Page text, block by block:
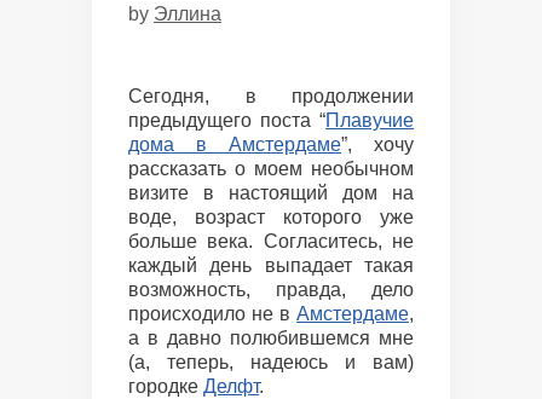
by Эллина
Сегодня, в продолжении
предыдущего поста “Плавучие
дома в Амстердаме”, хочу
рассказать о моем необычном
визите в настоящий дом на
воде, возраст которого уже
больше века. Согласитесь, не
каждый день выпадает такая
возможность, правда, дело
происходило не в Амстердаме,
а в давно полюбившемся мне
(а, теперь, надеюсь и вам)
городке Делфт.